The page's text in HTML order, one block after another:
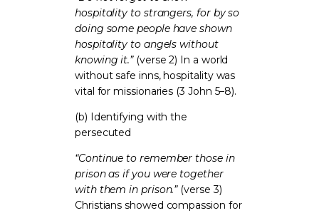
hospitality to strangers, for by so
doing some people have shown
hospitality to angels without
knowing it.”(verse 2) In a world
without safe inns, hospitality was
vital for missionaries (3 John 5–8).
(b) Identifying with the
persecuted
“Continue to remember those in
prison as if you were together
with them in prison.”(verse 3)
Christians showed compassion for